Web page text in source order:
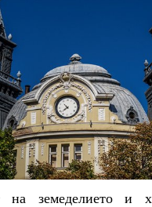
на земеделието и